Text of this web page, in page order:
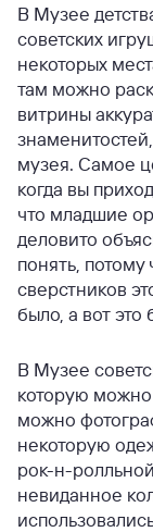
В Музее
советских
некоторых
там можно
витрины
музея. Самое
когда вы
что младшие
деловито
понять,
сверстников
было, а вот это
В Музее
которую можно
можно
некоторую
рок-н-
невиданное